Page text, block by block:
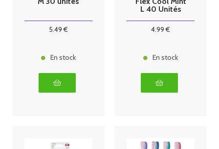
5.49 €
En stock
L 40 Unités
4.99 €
En stock